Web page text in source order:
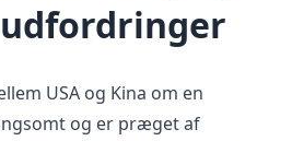
USA og Kina om en
og er præget af